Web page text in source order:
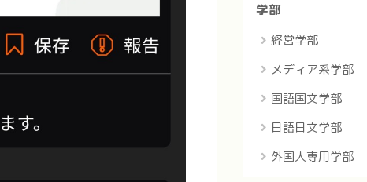
学部
経営学部
メディア系学部
国語国文学部
日語日文学部
外国人専用学部